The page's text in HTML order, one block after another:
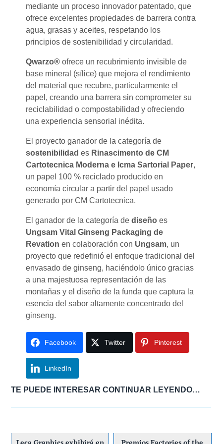
mediante un proceso innovador patentado, que
ofrece excelentes propiedades de barrera contra
agua, grasas y aceites, respetando los
principios de sostenibilidad y circularidad.
Qwarzo® ofrece un recubrimiento invisible de
base mineral (sílice) que mejora el rendimiento
del material que recubre, particularmente el
papel, creando una barrera sin comprometer su
reciclabilidad o compostabilidad y ofreciendo
una experiencia sensorial inédita.
El proyecto ganador de la categoría de
sostenibilidades Rinascimento de CM
Cartotecnica Moderna e Icma Sartorial Paper,
un papel 100 % reciclado producido en
economía circular a partir del papel usado
generado por CM Cartotecnica.
El ganador de la categoría dediseño es
Ungsam Vital Ginseng Packaging de
Revation en colaboración con Ungsam, un
proyecto que redefinió el enfoque tradicional del
envasado de ginseng, haciéndolo único gracias
a una majestuosa representación de las
montañas y el diseño de la funda que captura la
esencia del sabor altamente concentrado del
ginseng.
Facebook Twitter Pinterest
LinkedIn
TE PUEDE INTERESAR CONTINUAR LEYENDO…
Leca Graphics exhibirá en
Premios Factories of the